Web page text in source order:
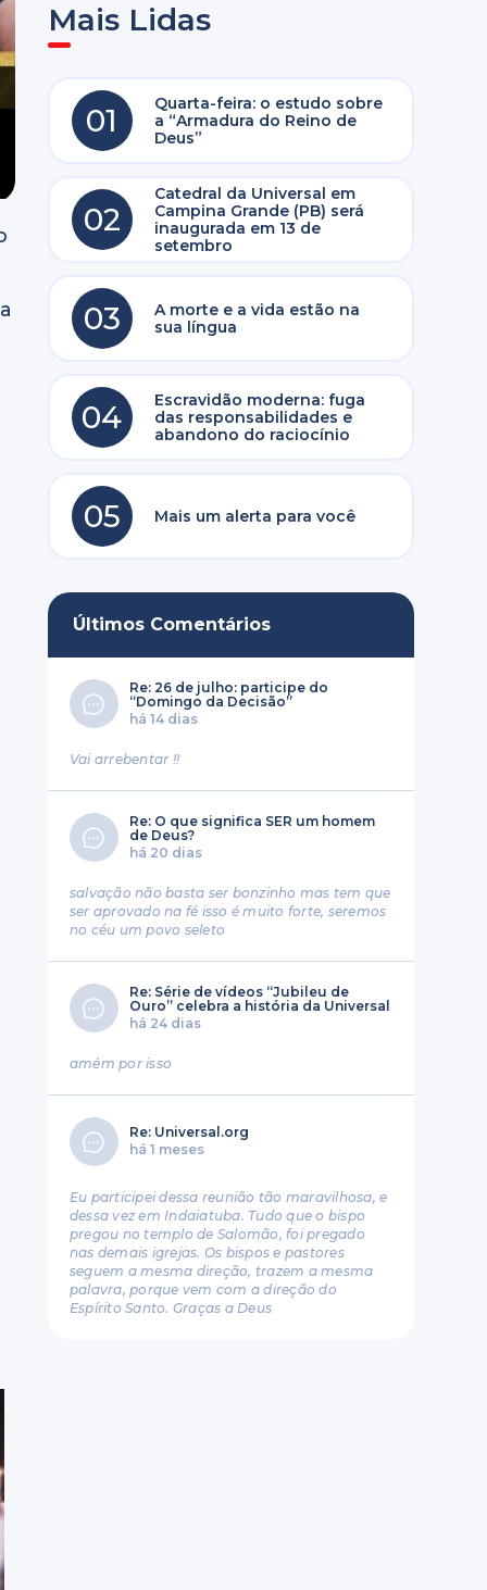
Mais Lidas
01
Quarta-feira: o estudo sobre
a “Armadura do Reino de
Deus”
02
Catedral da Universal em
Campina Grande (PB) será
inaugurada em 13 de
setembro
03
A morte e a vida estão na
sua língua
04
Escravidão moderna: fuga
das responsabilidades e
abandono do raciocínio
05 Mais um alerta para você
Últimos Comentários
Re: 26 de julho: participe do
“Domingo da Decisão”
há 14 dias
Vai arrebentar !!
Re: O que significa SER um homem
de Deus?
há 20 dias
salvação não basta ser bonzinho mas tem que
ser aprovado na fé isso é muito forte, seremos
no céu um povo seleto
Re: Série de vídeos “Jubileu de
Ouro” celebra a história da Universal
há 24 dias
amém por isso
Re: Universal.org
há 1 meses
Eu participei dessa reunião tão maravilhosa, e
dessa vez em Indaiatuba. Tudo que o bispo
pregou no templo de Salomão, foi pregado
nas demais igrejas. Os bispos e pastores
seguem a mesma direção, trazem a mesma
palavra, porque vem com a direção do
Espírito Santo. Graças a Deus